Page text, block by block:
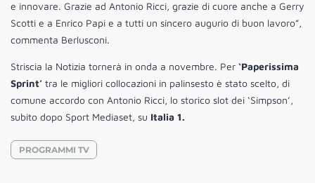
e innovare. Grazie ad Antonio Ricci, grazie di cuore anche a Gerry
Scotti e a Enrico Papi e a tutti un sincero augurio di buon lavoro”,
commenta Berlusconi.
Striscia la Notizia tornerà in onda a novembre. Per ‘Paperissima
Sprint’ tra le migliori collocazioni in palinsesto è stato scelto, di
comune accordo con Antonio Ricci, lo storico slot dei ‘Simpson’,
subito dopo Sport Mediaset, su Italia 1.
PROGRAMMI TV